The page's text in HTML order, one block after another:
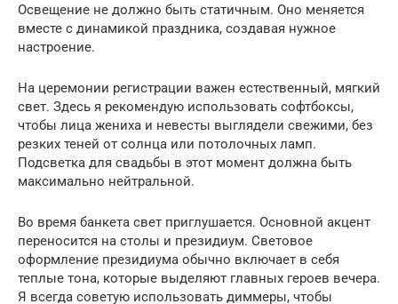
Освещение не должно быть статичным. Оно меняется
вместе с динамикой праздника, создавая нужное
настроение.
На церемонии регистрации важен естественный, мягкий
свет. Здесь я рекомендую использовать софтбоксы,
чтобы лица жениха и невесты выглядели свежими, без
резких теней от солнца или потолочных ламп.
Подсветка для свадьбы в этот момент должна быть
максимально нейтральной.
Во время банкета свет приглушается. Основной акцент
переносится на столы и президиум. Световое
оформление президиума обычно включает в себя
теплые тона, которые выделяют главных героев вечера.
Я всегда советую использовать диммеры, чтобы